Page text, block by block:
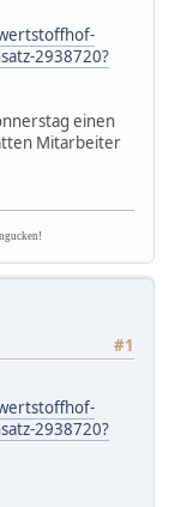
2938720?
einen
Mitarbeiter
#1
2938720?